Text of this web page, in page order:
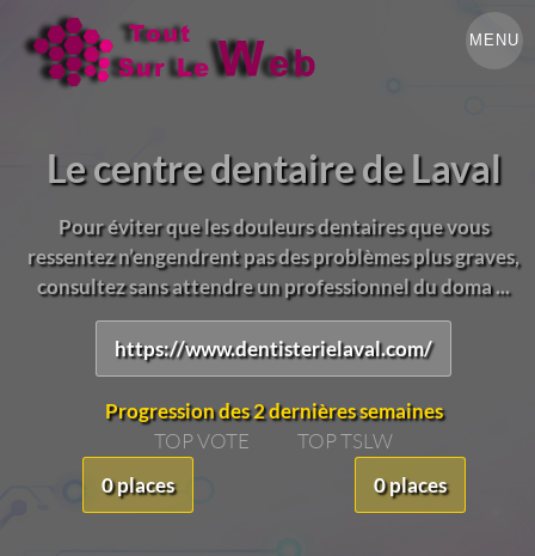
MENU
Le centre dentaire de Laval
Pour éviter que les douleurs dentaires que vous
ressentez n’engendrent pas des problèmes plus graves,
consultez sans attendre un professionnel du doma ...
https://www.dentisterielaval.com/
Progression des 2 dernières semaines
TOP VOTE
0 places
TOP TSLW
0 places